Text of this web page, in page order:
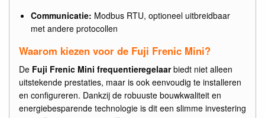
Communicatie: Modbus RTU, optioneel uitbreidbaar
met andere protocollen
Waarom kiezen voor de Fuji Frenic Mini?
De Fuji Frenic Mini frequentieregelaarbiedt niet alleen
uitstekende prestaties, maar is ook eenvoudig te installeren
en configureren. Dankzij de robuuste bouwkwaliteit en
energiebesparende technologie is dit een slimme investering